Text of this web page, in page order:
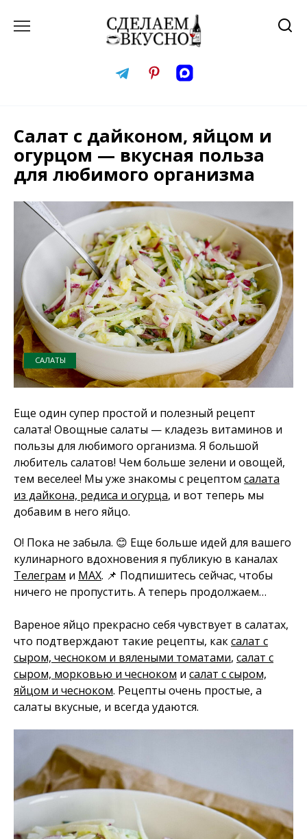
Салат с дайконом, яйцом и
огурцом — вкусная польза
для любимого организма
САЛАТЫ
Еще один супер простой и полезный рецепт
салата! Овощные салаты — кладезь витаминов и
пользы для любимого организма. Я большой
любитель салатов! Чем больше зелени и овощей,
тем веселее! Мы уже знакомы с рецептом салата
из дайкона, редиса и огурца, и вот теперь мы
добавим в него яйцо.
О! Пока не забыла. 😊 Еще больше идей для вашего
кулинарного вдохновения я публикую в каналах
Телеграм и MAX. 📌 Подпишитесь сейчас, чтобы
ничего не пропустить. А теперь продолжаем…
Вареное яйцо прекрасно себя чувствует в салатах,
что подтверждают такие рецепты, каксалат с
сыром, чесноком и вялеными томатами, салат с
сыром, морковью и чесноком и салат с сыром,
яйцом и чесноком. Рецепты очень простые, а
салаты вкусные, и всегда удаются.